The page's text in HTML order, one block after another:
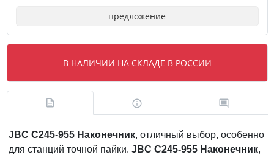
предложение
В НАЛИЧИИ НА СКЛАДЕ В РОССИИ
JBC C245-955 Наконечник, отличный выбор, особенно
для станций точной пайки. JBC C245-955 Наконечник,